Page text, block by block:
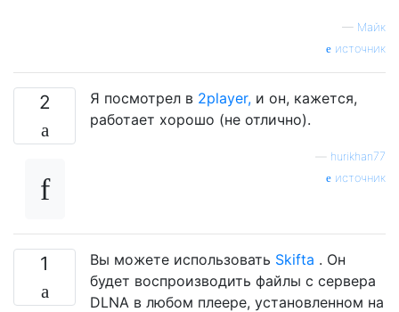
— Майк
источник
2 Я посмотрел в 2player, и он, кажется,
работает хорошо (не отлично).
hurikhan77
источник
1 Вы можете использовать Skifta . Он
будет воспроизводить файлы с сервера
DLNA в любом плеере, установленном на